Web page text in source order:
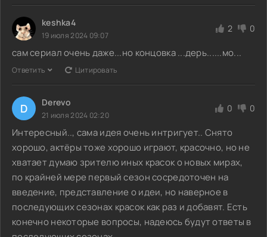
keshka4
19 июля 2024 09:07
2 0
сам сериал очень даже...но концовка ...дерь......мо...
Ответить Цитировать
D Derevo
21 июля 2024 02:20
0 0
Интересный.., сама идея очень интригует.. Снято
хорошо, актёры тоже хорошо играют, красочно, но не
хватает думаю зрителю иных красок о новых мирах,
по крайней мере первый сезон сосредоточен на
введение, представление о идеи, но наверное в
последующих сезонах красок как раз и добавят. Есть
конечно некоторые вопросы, надеюсь будут ответы в